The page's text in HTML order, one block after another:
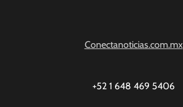
Conectanoticias.com.mx
+52 1 648 469 5406